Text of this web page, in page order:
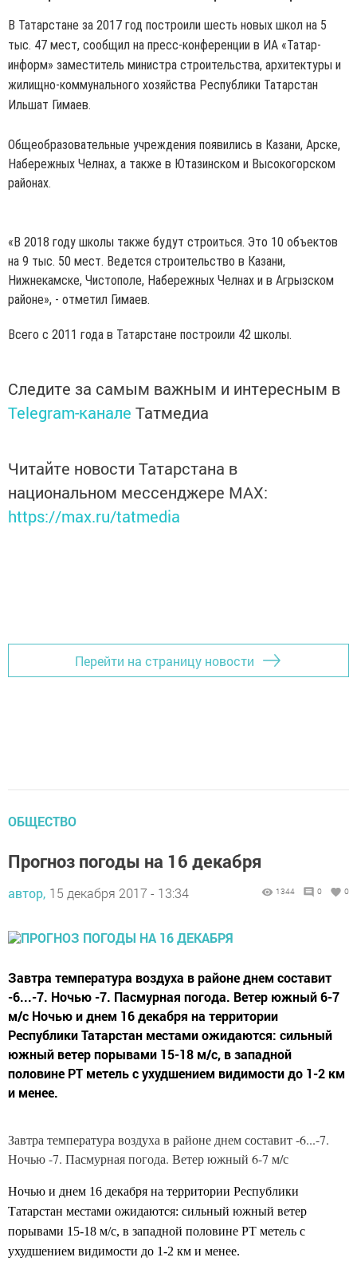
В Татарстане за 2017 год построили шесть новых школ на 5
тыс. 47 мест, сообщил на пресс-конференции в ИА «Татар-
информ» заместитель министра строительства, архитектуры и
жилищно-коммунального хозяйства Республики Татарстан
Ильшат Гимаев.
Общеобразовательные учреждения появились в Казани, Арске,
Набережных Челнах, а также в Ютазинском и Высокогорском
районах.
«В 2018 году школы также будут строиться. Это 10 объектов
на 9 тыс. 50 мест. Ведется строительство в Казани,
Нижнекамске, Чистополе, Набережных Челнах и в Агрызском
районе», - отметил Гимаев.
Всего с 2011 года в Татарстане построили 42 школы.
Следите за самым важным и интересным в
Telegram-канале Татмедиа
Читайте новости Татарстана в
национальном мессенджере MАХ:
https://max.ru/tatmedia
Перейти на страницу новости
ОБЩЕСТВО
Прогноз погоды на 16 декабря
автор, 15 декабря 2017 - 13:34 1344 0 0
Завтра температура воздуха в районе днем составит
-6...-7. Ночью -7. Пасмурная погода. Ветер южный 6-7
м/с Ночью и днем 16 декабря на территории
Республики Татарстан местами ожидаются: сильный
южный ветер порывами 15-18 м/с, в западной
половине РТ метель с ухудшением видимости до 1-2 км
и менее.
Завтра температура воздуха в районе днем составит -6...-7.
Ночью -7. Пасмурная погода. Ветер южный 6-7 м/с
Ночью и днем 16 декабря на территории Республики
Татарстан местами ожидаются: сильный южный ветер
порывами 15-18 м/с, в западной половине РТ метель с
ухудшением видимости до 1-2 км и менее.